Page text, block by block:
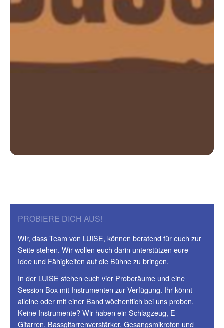
PROBIERE DICH AUS!
Wir, dass Team von LUISE, können beratend für euch zur
Seite stehen. Wir wollen euch darin unterstützen eure
Idee und Fähigkeiten auf die Bühne zu bringen.
In der LUISE stehen euch vier Proberäume und eine
Session Box mit Instrumenten zur Verfügung. Ihr könnt
alleine oder mit einer Band wöchentlich bei uns proben.
Keine Instrumente? Wir haben ein Schlagzeug, E-
Gitarren, Bassgitarrenverstärker, Gesangsmikrofon und